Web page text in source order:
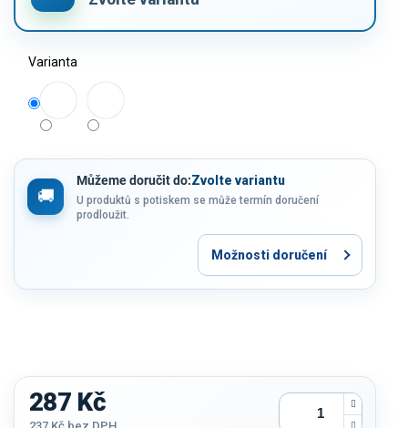
Varianta
Můžeme doručit do:Zvolte variantu
U produktů s potiskem se může termín doručení
prodloužit.
Možnosti doručení
287 Kč